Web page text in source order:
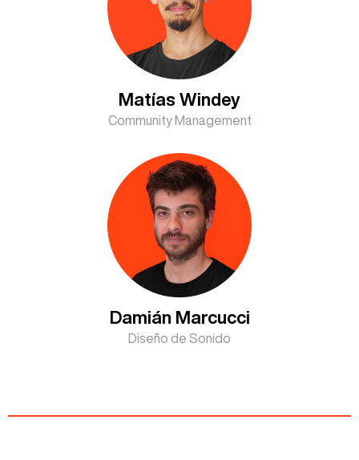
Matías Windey
Community Management
Damián Marcucci
Diseño de Sonido